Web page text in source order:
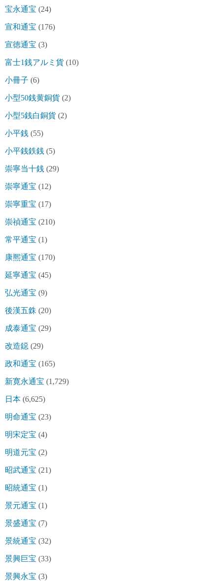
宝永通宝 (24)
宣和通宝 (176)
宣徳通宝 (3)
富士1銭アルミ貨 (10)
小冊子 (6)
小型50銭黄銅貨 (2)
小型5銭白銅貨 (2)
小平銭 (55)
小平銭鉄銭 (5)
崇寧当十銭 (29)
崇寧通宝 (12)
崇寧重宝 (17)
崇禎通宝 (210)
常平通宝 (1)
康熈通宝 (170)
延寧通宝 (45)
弘光通宝 (9)
後漢五銖 (20)
成泰通宝 (29)
改造鐚 (29)
政和通宝 (165)
新寛永通宝 (1,729)
日本 (6,625)
明命通宝 (23)
明宋定宝 (4)
明道元宝 (2)
昭武通宝 (21)
昭統通宝 (1)
景元通宝 (1)
景盛通宝 (7)
景統通宝 (32)
景興巨宝 (33)
景興永宝 (3)